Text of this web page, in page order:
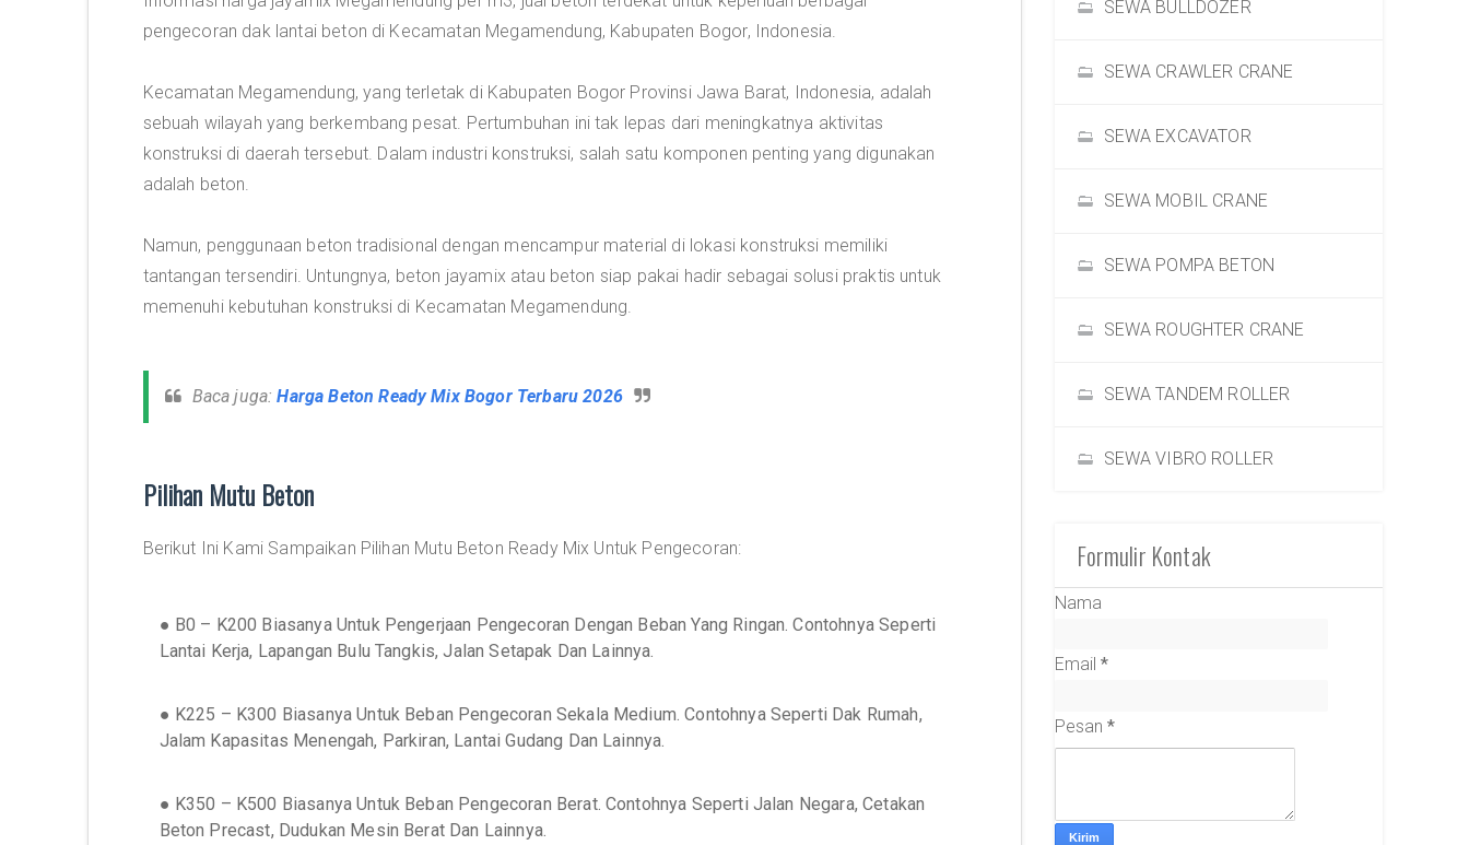
pengecoran dak lantai beton di Kecamatan Megamendung, Kabupaten Bogor, Indonesia.
Kecamatan Megamendung, yang terletak di Kabupaten Bogor Provinsi Jawa Barat, Indonesia, adalah
sebuah wilayah yang berkembang pesat. Pertumbuhan ini tak lepas dari meningkatnya aktivitas
konstruksi di daerah tersebut. Dalam industri konstruksi, salah satu komponen penting yang digunakan
adalah beton.
Namun, penggunaan beton tradisional dengan mencampur material di lokasi konstruksi memiliki
tantangan tersendiri. Untungnya, beton jayamix atau beton siap pakai hadir sebagai solusi praktis untuk
memenuhi kebutuhan konstruksi di Kecamatan Megamendung.
Baca juga:Harga Beton Ready Mix Bogor Terbaru 2026
Pilihan Mutu Beton
Berikut Ini Kami Sampaikan Pilihan Mutu Beton Ready Mix Untuk Pengecoran:
● B0 – K200 Biasanya Untuk Pengerjaan Pengecoran Dengan Beban Yang Ringan. Contohnya Seperti
Lantai Kerja, Lapangan Bulu Tangkis, Jalan Setapak Dan Lainnya.
● K225 – K300 Biasanya Untuk Beban Pengecoran Sekala Medium. Contohnya Seperti Dak Rumah,
Jalam Kapasitas Menengah, Parkiran, Lantai Gudang Dan Lainnya.
● K350 – K500 Biasanya Untuk Beban Pengecoran Berat. Contohnya Seperti Jalan Negara, Cetakan
Beton Precast, Dudukan Mesin Berat Dan Lainnya.
SEWA BULLDOZER
SEWA CRAWLER CRANE
SEWA EXCAVATOR
SEWA MOBIL CRANE
SEWA POMPA BETON
SEWA ROUGHTER CRANE
SEWA TANDEM ROLLER
SEWA VIBRO ROLLER
Formulir Kontak
Nama
Email*
Pesan*